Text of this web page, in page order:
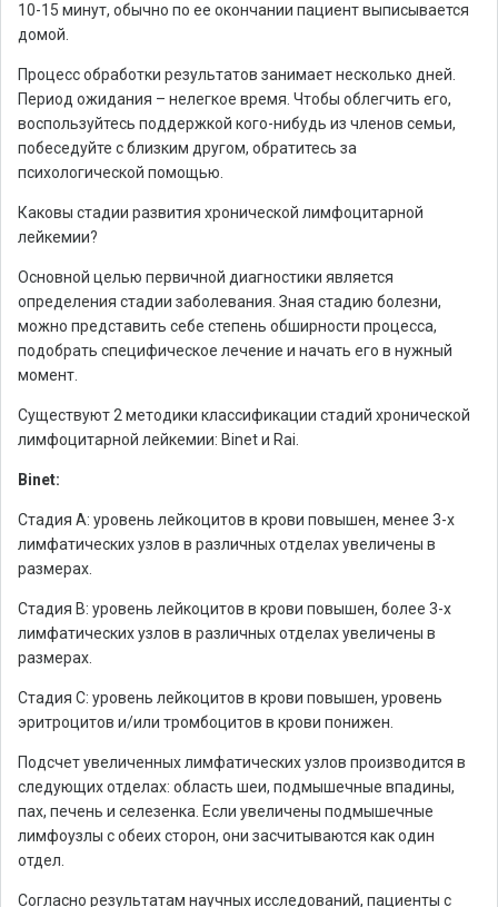
10-15 минут, обычно по ее окончании пациент выписывается
домой.
Процесс обработки результатов занимает несколько дней.
Период ожидания – нелегкое время. Чтобы облегчить его,
воспользуйтесь поддержкой кого-нибудь из членов семьи,
побеседуйте с близким другом, обратитесь за
психологической помощью.
Каковы стадии развития хронической лимфоцитарной
лейкемии?
Основной целью первичной диагностики является
определения стадии заболевания. Зная стадию болезни,
можно представить себе степень обширности процесса,
подобрать специфическое лечение и начать его в нужный
момент.
Существуют 2 методики классификации стадий хронической
лимфоцитарной лейкемии: Binet и Rai.
Binet:
Стадия А: уровень лейкоцитов в крови повышен, менее 3-х
лимфатических узлов в различных отделах увеличены в
размерах.
Стадия В: уровень лейкоцитов в крови повышен, более 3-х
лимфатических узлов в различных отделах увеличены в
размерах.
Стадия С: уровень лейкоцитов в крови повышен, уровень
эритроцитов и/или тромбоцитов в крови понижен.
Подсчет увеличенных лимфатических узлов производится в
следующих отделах: область шеи, подмышечные впадины,
пах, печень и селезенка. Если увеличены подмышечные
лимфоузлы с обеих сторон, они засчитываются как один
отдел.
Согласно результатам научных исследований, пациенты с